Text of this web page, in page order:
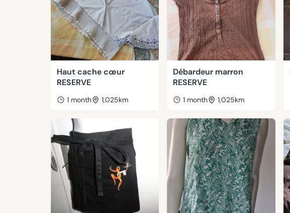
Haut cache cœur
RESERVE
1 month 1,025km
Débardeur marron
RESERVE
1 month 1,025km